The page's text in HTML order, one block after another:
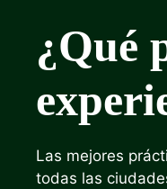
¿Qué
Las mejores
todas las